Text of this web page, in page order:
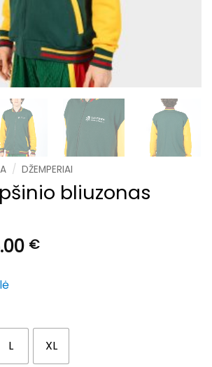
/ DŽEMPERIAI
bliuzonas
€.
€Current
L XL